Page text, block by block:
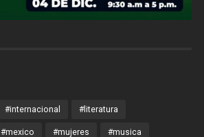
#internacional #literatura
#mexico #mujeres #musica